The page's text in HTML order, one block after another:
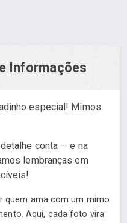
Informações
especial! Mimos
conta — e na
lembranças em
quem ama com um mimo
Aqui, cada foto vira